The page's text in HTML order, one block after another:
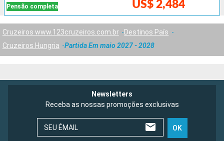
Pensão completa US$ 2,484
Cruzeiros www.123cruzeiros.com.br
Destinos País
Cruzeiros Hungria
Partida Em maio 2027 - 2028
Newsletters
Receba as nossas promoções exclusivas
SEU ÉMAIL OK